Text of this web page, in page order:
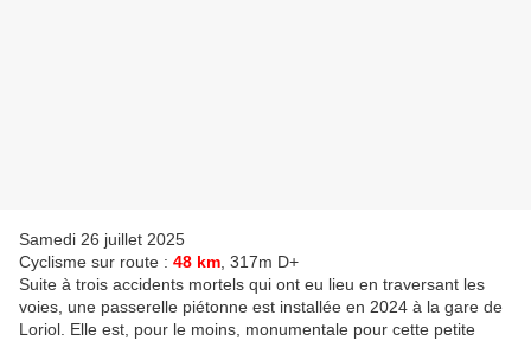
Samedi 26 juillet 2025
Cyclisme sur route : 48 km , 317m D+
Suite à trois accidents mortels qui ont eu lieu en traversant les
voies, une passerelle piétonne est installée en 2024 à la gare de
Loriol. Elle est, pour le moins, monumentale pour cette petite